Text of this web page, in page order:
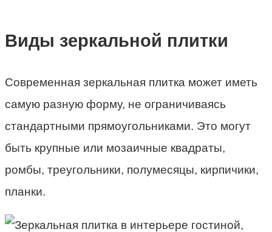
Виды зеркальной плитки
Современная зеркальная плитка может иметь
самую разную форму, не ограничиваясь
стандартными прямоугольниками. Это могут
быть крупные или мозаичные квадраты,
ромбы, треугольники, полумесяцы, кирпичики,
планки.